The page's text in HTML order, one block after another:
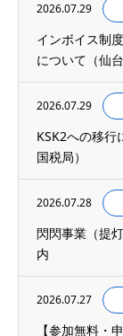
2026.07.29
インボイス制
について（仙台
2026.07.29
KSK2への移行
国税局）
2026.07.28
閃閃事業（提
内
2026.07.27
【参加無料・